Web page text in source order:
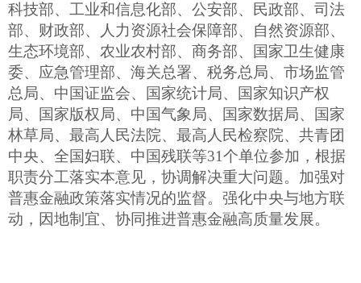
科技部、工业和信息化部、公安部、民政部、司法
部、财政部、人力资源社会保障部、自然资源部、
生态环境部、农业农村部、商务部、国家卫生健康
委、应急管理部、海关总署、税务总局、市场监管
总局、中国证监会、国家统计局、国家知识产权
局、国家版权局、中国气象局、国家数据局、国家
林草局、最高人民法院、最高人民检察院、共青团
中央、全国妇联、中国残联等31个单位参加，根据
职责分工落实本意见，协调解决重大问题。加强对
普惠金融政策落实情况的监督。强化中央与地方联
动，因地制宜、协同推进普惠金融高质量发展。